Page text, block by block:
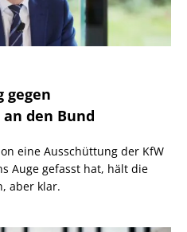
gegen
den Bund
eine Ausschüttung der KfW
Auge gefasst hat, hält die
aber klar.